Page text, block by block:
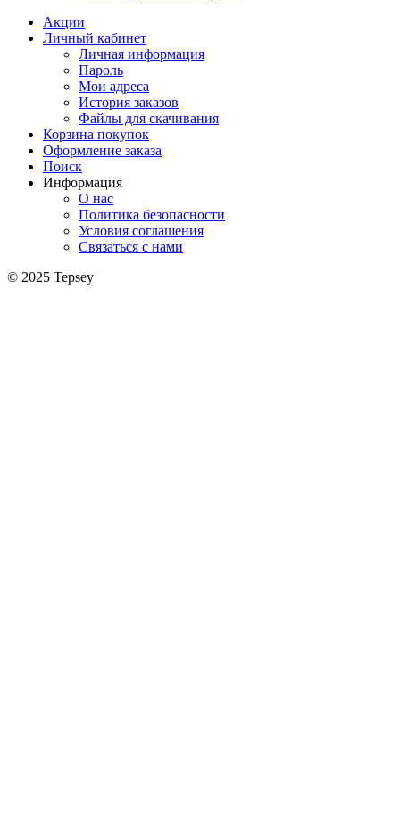
Акции
Личный кабинет
Личная информация
Пароль
Мои адреса
История заказов
Файлы для скачивания
Корзина покупок
Оформление заказа
Поиск
Информация
О нас
Политика безопасности
Условия соглашения
Связаться с нами
© 2025 Tepsey